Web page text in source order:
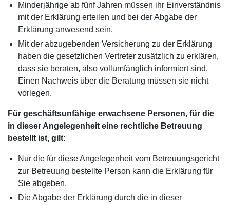
Minderjährige ab fünf Jahren müssen ihr Einverständnis
mit der Erklärung erteilen und bei der Abgabe der
Erklärung anwesend sein.
Mit der abzugebenden Versicherung zu der Erklärung
haben die gesetzlichen Vertreter zusätzlich zu erklären,
dass sie beraten, also vollumfänglich informiert sind.
Einen Nachweis über die Beratung müssen sie nicht
vorlegen.
Für geschäftsunfähige erwachsene Personen, für die
in dieser Angelegenheit eine rechtliche Betreuung
bestellt ist, gilt:
Nur die für diese Angelegenheit vom Betreuungsgericht
zur Betreuung bestellte Person kann die Erklärung für
Sie abgeben.
Die Abgabe der Erklärung durch die in dieser